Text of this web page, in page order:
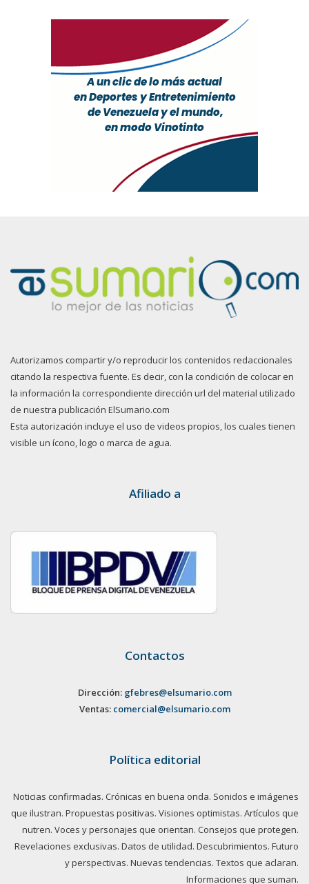
Autorizamos compartir y/o reproducir los contenidos redaccionales
citando la respectiva fuente. Es decir, con la condición de colocar en
la información la correspondiente dirección url del material utilizado
de nuestra publicación ElSumario.com
Esta autorización incluye el uso de videos propios, los cuales tienen
visible un ícono, logo o marca de agua.
Afiliado a
Contactos
Dirección: gfebres@elsumario.com
Ventas: comercial@elsumario.com
Política editorial
Noticias confirmadas. Crónicas en buena onda. Sonidos e imágenes
que ilustran. Propuestas positivas. Visiones optimistas. Artículos que
nutren. Voces y personajes que orientan. Consejos que protegen.
Revelaciones exclusivas. Datos de utilidad. Descubrimientos. Futuro
y perspectivas. Nuevas tendencias. Textos que aclaran.
Informaciones que suman.